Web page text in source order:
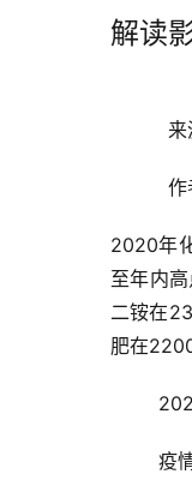
解读
作
2020年
至年内
二铵在
肥在
疫